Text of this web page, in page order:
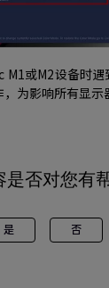
M1或M2设备时
为影响所有显示
否对您有
是 否